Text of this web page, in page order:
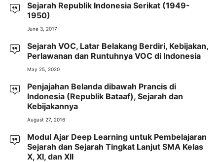
Sejarah Republik Indonesia Serikat (1949-
1950)
June 3, 2017
Sejarah VOC, Latar Belakang Berdiri, Kebijakan,
Perlawanan dan Runtuhnya VOC di Indonesia
May 25, 2020
Penjajahan Belanda dibawah Prancis di
Indonesia (Republik Bataaf), Sejarah dan
Kebijakannya
August 27, 2016
Modul Ajar Deep Learning untuk Pembelajaran
Sejarah dan Sejarah Tingkat Lanjut SMA Kelas
X, XI, dan XII